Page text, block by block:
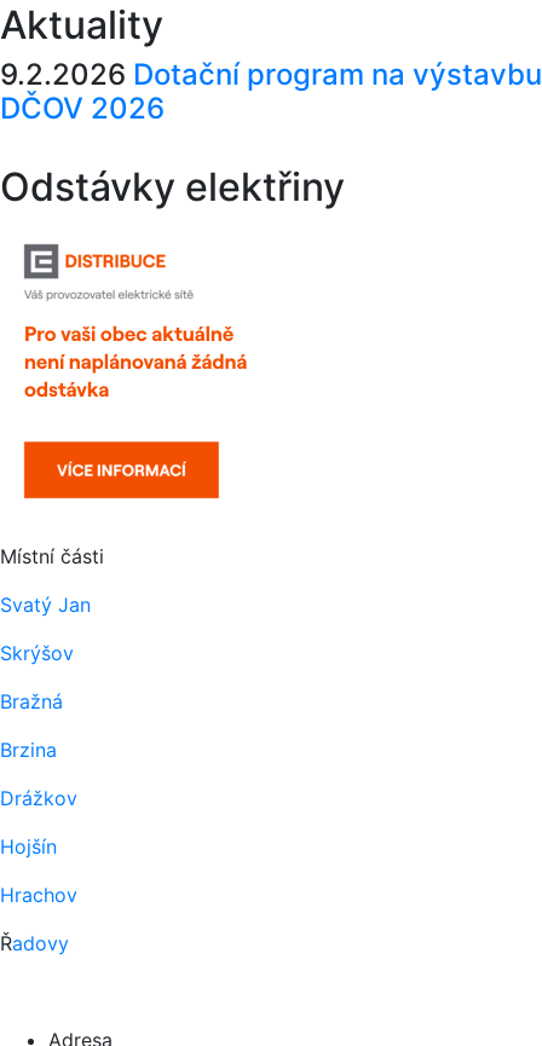
Aktuality
9.2.2026 Dotační program na výstavbu
DČOV 2026
Odstávky elektřiny
Místní části
Svatý Jan
Skrýšov
Bražná
Brzina
Drážkov
Hojšín
Hrachov
Řadovy
Adresa